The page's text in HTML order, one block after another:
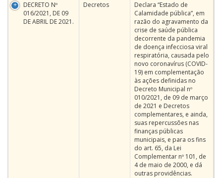
DECRETO Nº
016/2021, DE 09
DE ABRIL DE 2021.
Decretos
Declara “Estado de
Calamidade pública”, em
razão do agravamento da
crise de saúde pública
decorrente da pandemia
de doença infecciosa viral
respiratória, causada pelo
novo coronavírus (COVID-
19) em complementação
às ações definidas no
Decreto Municipal nº
010/2021, de 09 de março
de 2021 e Decretos
complementares, e ainda,
suas repercussões nas
finanças públicas
municipais, e para os fins
do art. 65, da Lei
Complementar nº 101, de
4 de maio de 2000, e dá
outras providências.